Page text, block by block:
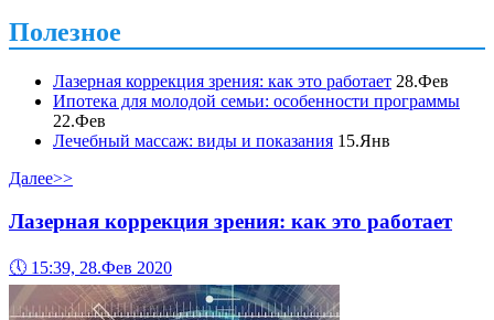
Полезное
Лазерная коррекция зрения: как это работает 28.Фев
Ипотека для молодой семьи: особенности программы
22.Фев
Лечебный массаж: виды и показания 15.Янв
Далее>>
Лазерная коррекция зрения: как это работает
🕔 15:39, 28.Фев 2020